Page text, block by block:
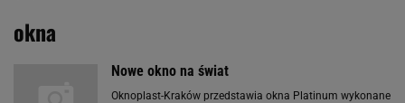
okna
Nowe okno na świat
Oknoplast-Kraków przedstawia okna Platinum wykonane